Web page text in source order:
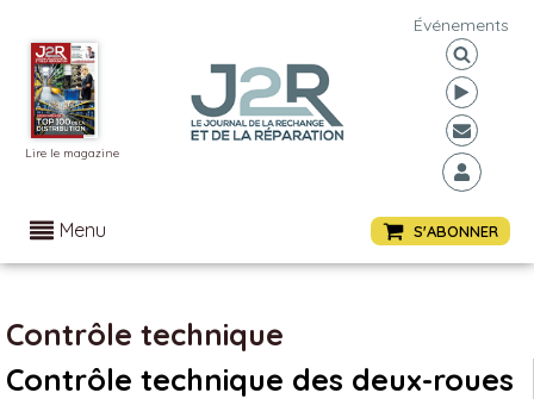
Lire le magazine
Événements
Menu S'ABONNER
Contrôle technique
Contrôle technique des deux-roues